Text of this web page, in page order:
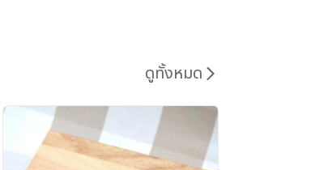
ดูทั้งหมด